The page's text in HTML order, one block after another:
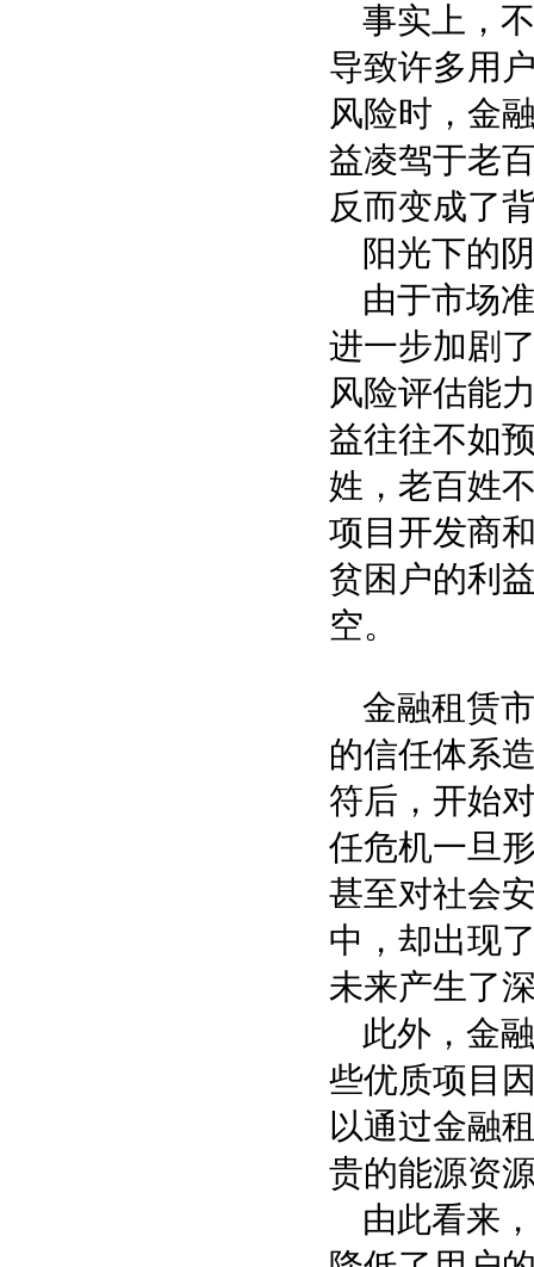
事实上，
导致许多用
风险时，金
益凌驾于老
反而变成了
阳光下的
由于市场
进一步加剧
风险评估能
益往往不如
姓，老百姓
项目开发商
贫困户的利
空。
金融租赁
的信任体系
符后，开始
任危机一旦
甚至对社会
中，却出现
未来产生了
此外，金
些优质项目
以通过金融
贵的能源资
由此看来